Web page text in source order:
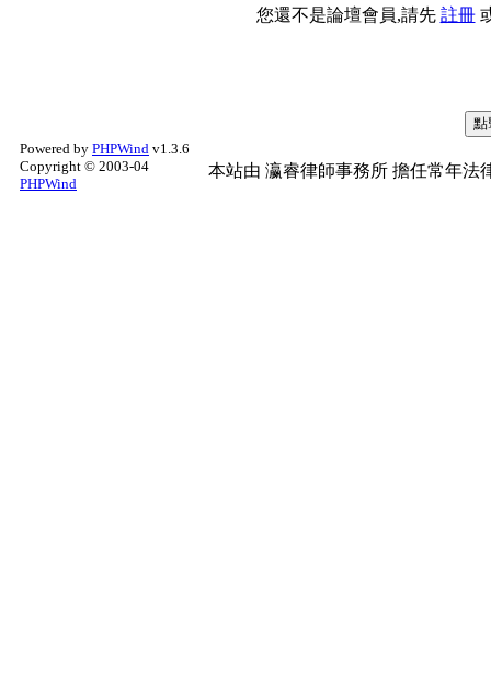
您還不是論壇會員,請先 註冊
Powered by PHPWind v1.3.6
Copyright © 2003-04
PHPWind
本站由 瀛睿律師事務所 擔任常年法